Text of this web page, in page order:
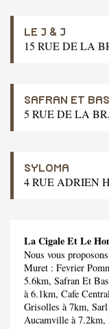
LE J & J
15 RUE DE LA
SAFRAN ET
5 RUE DE LA
SYLOMA
4 RUE ADRIEN
La Cigale Et Le
Nous vous
Muret : Fevrier
5.6km, Safran Et
à 6.1km, Cafe
Grisolles à 7km,
Aucamville à 7.2km,